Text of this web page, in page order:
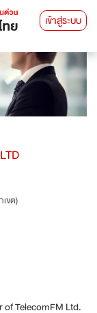
เข้าสู่ระบบ
ขต)
TelecomFM Ltd.